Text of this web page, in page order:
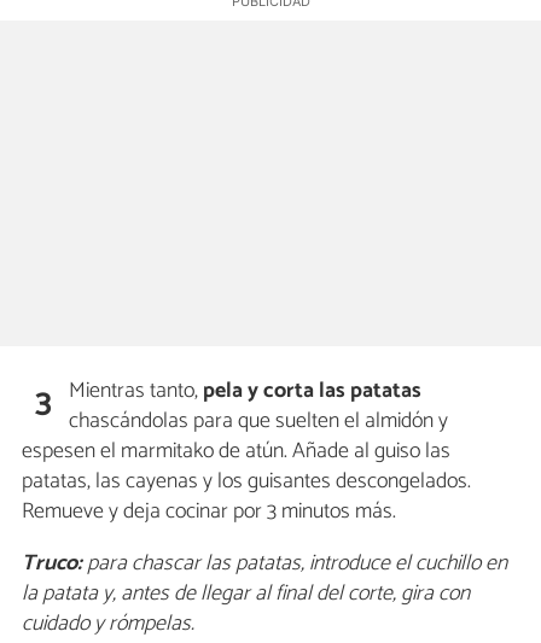
3 Mientras tanto,pela y corta las patatas
chascándolas para que suelten el almidón y
espesen el marmitako de atún. Añade al guiso las
patatas, las cayenas y los guisantes descongelados.
Remueve y deja cocinar por 3 minutos más.
Truco:para chascar las patatas, introduce el cuchillo en
la patata y, antes de llegar al final del corte, gira con
cuidado y rómpelas.